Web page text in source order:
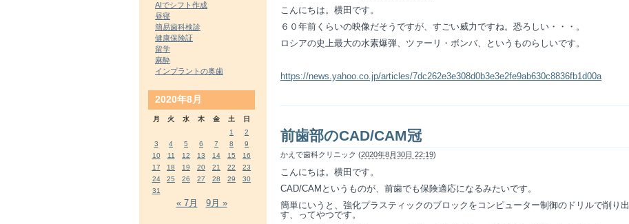
こんにちは。横田です。
６０年前くらいの映像だそうですが、すごい威力ですね。恐ろしい・・・。
ロシアの史上最大の水素爆弾、ツァーリ・ボンバ、というものらしいです。
https://news.yahoo.co.jp/articles/7dc262e3e308d0b3e3e2fe9ab630c8836fb1d00a
前歯部のCAD/CAM冠
かえで歯科クリニック (2020年8月30日 22:19)
こんにちは。横田です。
CAD/CAMというものが、前歯でも保険適応になるみたいです。
簡単にいうと、強化プラスティックのブロックをコンピューター制御のドリルで削り出
す、ってやつです。
AIでシフト作成
昼寝
簡易歯科検診
健康保険証
留学
麻酔
インプラントの奥歯
2020年8月
月 火 水 木 金 土
日
1
2
3
4 5 6 7 8
9
10
11 12 13 14 15
16
17
18 19 20 21 22
23
24
25 26 27 28 29
30
31
« 7月 9月 »